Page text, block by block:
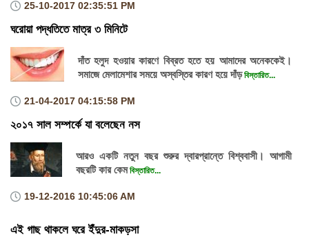
25-10-2017 02:35:51 PM
ঘরোয়া পদ্ধতিতে মাত্র ৩ মিনিটে
দাঁত হলুদ হওয়ার কারণে বিব্রত হতে হয় আমাদের অনেককেই।
সমাজে মেলামেশার সময়ে অস্বস্তির কারণ হয়ে দাঁড়বিস্তারিত...
21-04-2017 04:15:58 PM
২০১৭ সাল সম্পর্কে যা বলেছেন নস
আরও একটি নতুন বছর শুরুর দ্বারপ্রান্তে বিশ্ববাসী। আগামী
বছরটি কার কেমবিস্তারিত...
19-12-2016 10:45:06 AM
এই গাছ থাকলে ঘরে ইঁদুর-মাকড়সা